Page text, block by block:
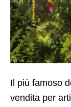
Il più famoso
vendita per